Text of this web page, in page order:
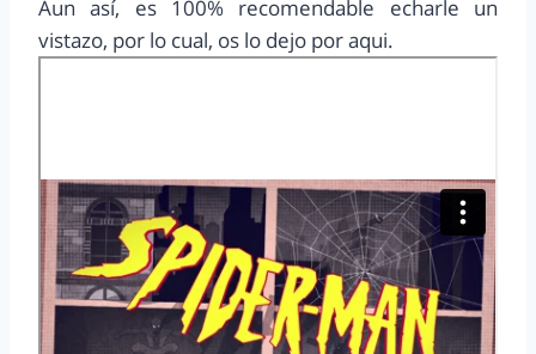
Aun así, es 100% recomendable echarle un
vistazo, por lo cual, os lo dejo por aqui.